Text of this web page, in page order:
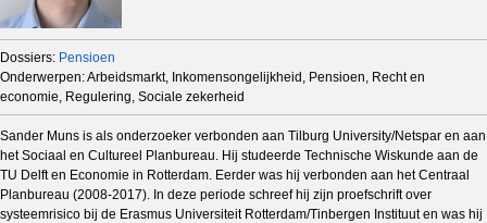
Dossiers: Pensioen
Onderwerpen: Arbeidsmarkt, Inkomensongelijkheid, Pensioen, Recht en
economie, Regulering, Sociale zekerheid
Sander Muns is als onderzoeker verbonden aan Tilburg University/Netspar en aan
het Sociaal en Cultureel Planbureau. Hij studeerde Technische Wiskunde aan de
TU Delft en Economie in Rotterdam. Eerder was hij verbonden aan het Centraal
Planbureau (2008-2017). In deze periode schreef hij zijn proefschrift over
systeemrisico bij de Erasmus Universiteit Rotterdam/Tinbergen Instituut en was hij